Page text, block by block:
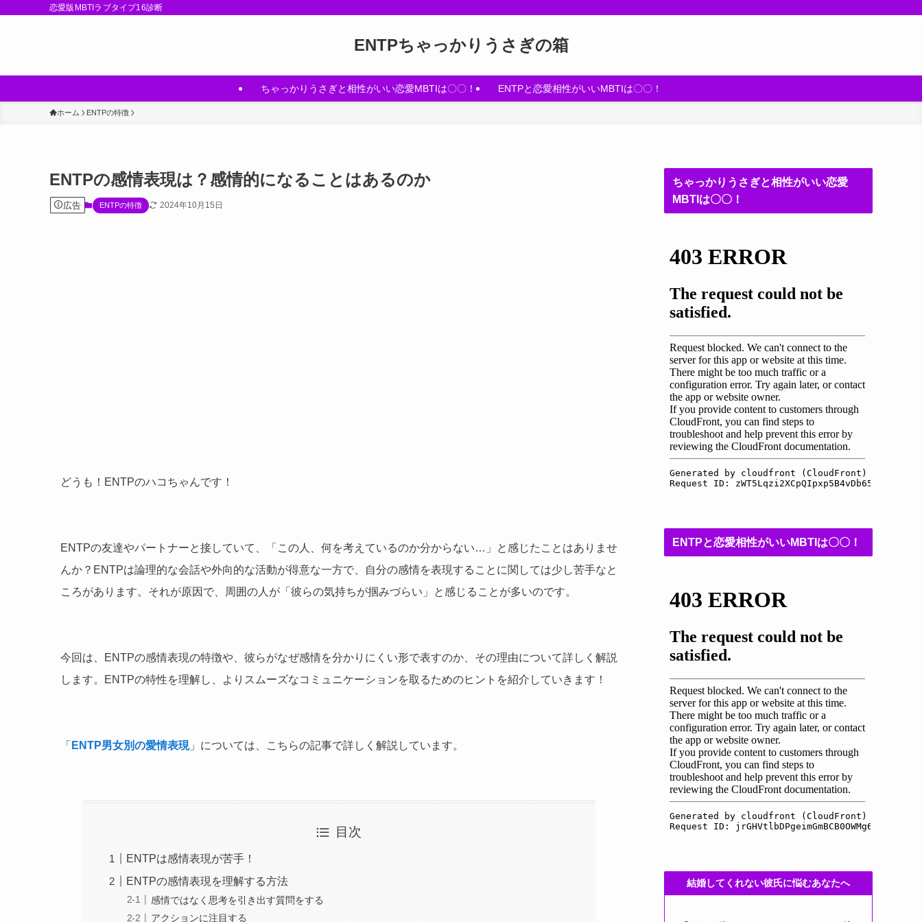
恋愛版MBTIラブタイプ16診断
ENTPちゃっかりうさぎの箱
ちゃっかりうさぎと相性がいい恋愛MBTIは〇〇！ ENTPと恋愛相性がいいMBTIは〇〇！
ホーム ENTPの特徴
ENTPの感情表現は？感情的になることはあるのか
広告 ENTPの特徴 2024年10月15日
どうも！ENTPのハコちゃんです！
ENTPの友達やパートナーと接していて、「この人、何を考えているのか分からない…」と感じたことはありませ
んか？ENTPは論理的な会話や外向的な活動が得意な一方で、自分の感情を表現することに関しては少し苦手なと
ころがあります。それが原因で、周囲の人が「彼らの気持ちが掴みづらい」と感じることが多いのです。
今回は、ENTPの感情表現の特徴や、彼らがなぜ感情を分かりにくい形で表すのか、その理由について詳しく解説
します。ENTPの特性を理解し、よりスムーズなコミュニケーションを取るためのヒントを紹介していきます！
「 ENTP男女別の愛情表現」については、こちらの記事で詳しく解説しています。
目次
ENTPは感情表現が苦手！
ENTPの感情表現を理解する方法
感情ではなく思考を引き出す質問をする
アクションに注目する
ちゃっかりうさぎと相性がいい恋愛
MBTIは〇〇！
ENTPと恋愛相性がいいMBTIは〇〇！
結婚してくれない彼氏に悩むあなたへ